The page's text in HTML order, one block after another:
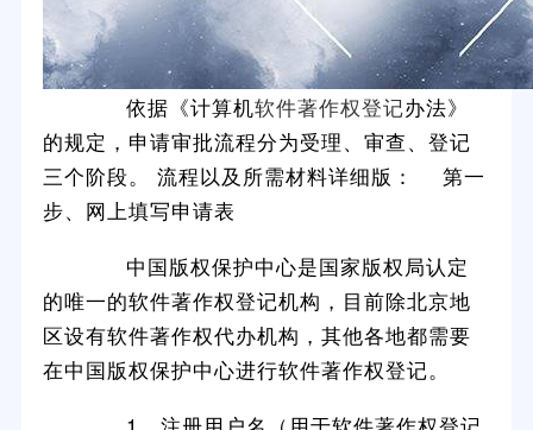
依据《计算机软件著作权登记办法》
的规定，申请审批流程分为受理、审查、登记
三个阶段。 流程以及所需材料详细版： 第一
步、网上填写申请表
中国版权保护中心是国家版权局认定
的唯一的软件著作权登记机构，目前除北京地
区设有软件著作权代办机构，其他各地都需要
在中国版权保护中心进行软件著作权登记。